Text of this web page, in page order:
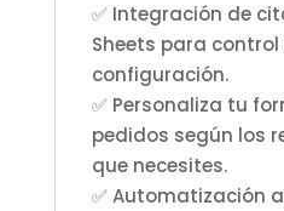
✅ Integración de
Sheets para
configuración.
✅ Personaliza tu
pedidos según los
que necesites.
✅ Automatización